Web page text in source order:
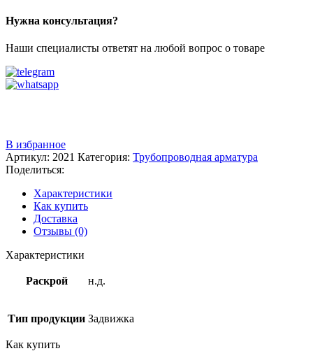
Нужна консультация?
Наши специалисты ответят на любой вопрос о товаре
В избранное
Артикул: 2021 Категория: Трубопроводная арматура
Поделиться:
Характеристики
Как купить
Доставка
Отзывы (0)
Характеристики
Раскрой н.д.
Тип продукции Задвижка
Как купить